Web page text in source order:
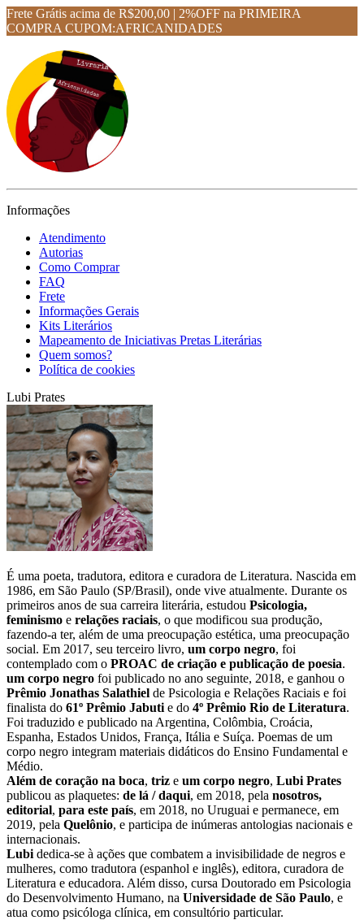
Frete Grátis acima de R$200,00 | 2%OFF na PRIMEIRA
COMPRA CUPOM:AFRICANIDADES
Informações
Atendimento
Autorias
Como Comprar
FAQ
Frete
Informações Gerais
Kits Literários
Mapeamento de Iniciativas Pretas Literárias
Quem somos?
Política de cookies
Lubi Prates
É uma poeta, tradutora, editora e curadora de Literatura. Nascida em
1986, em São Paulo (SP/Brasil), onde vive atualmente. Durante os
primeiros anos de sua carreira literária, estudou Psicologia,
feminismo e relações raciais, o que modificou sua produção,
fazendo-a ter, além de uma preocupação estética, uma preocupação
social. Em 2017, seu terceiro livro, um corpo negro, foi
contemplado com o PROAC de criação e publicação de poesia.
um corpo negro foi publicado no ano seguinte, 2018, e ganhou o
Prêmio Jonathas Salathiel de Psicologia e Relações Raciais e foi
finalista do 61º Prêmio Jabuti e do 4º Prêmio Rio de Literatura.
Foi traduzido e publicado na Argentina, Colômbia, Croácia,
Espanha, Estados Unidos, França, Itália e Suíça. Poemas de um
corpo negro integram materiais didáticos do Ensino Fundamental e
Médio.
Além de coração na boca, triz e um corpo negro, Lubi Prates
publicou as plaquetes: de lá / daqui, em 2018, pela nosotros,
editorial, para este país, em 2018, no Uruguai e permanece, em
2019, pela Quelônio, e participa de inúmeras antologias nacionais e
internacionais.
Lubi dedica-se à ações que combatem a invisibilidade de negros e
mulheres, como tradutora (espanhol e inglês), editora, curadora de
Literatura e educadora. Além disso, cursa Doutorado em Psicologia
do Desenvolvimento Humano, na Universidade de São Paulo, e
atua como psicóloga clínica, em consultório particular.